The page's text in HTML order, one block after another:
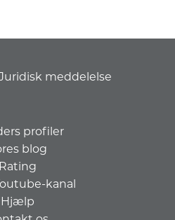
meddelelse
profiler
blog
Rating
kanal
Hjælp